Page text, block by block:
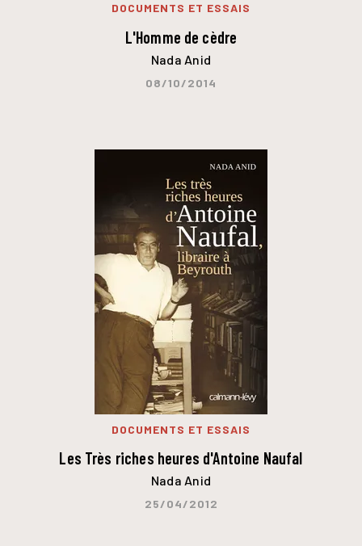
DOCUMENTS ET ESSAIS
L'Homme de cèdre
Nada Anid
08/10/2014
DOCUMENTS ET ESSAIS
Les Très riches heures d'Antoine Naufal
Nada Anid
25/04/2012